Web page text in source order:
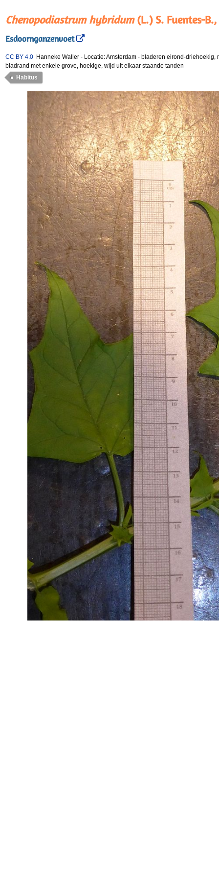
Chenopodiastrum hybridum(L.) S. Fuentes-
Esdoornganzenvoet
CC BY 4.0 Hanneke Waller - Locatie: Amsterdam - bladeren eirond-driehoekig,
bladrand met enkele grove, hoekige, wijd uit elkaar staande tanden
Habitus